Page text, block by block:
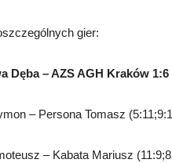
gier:
Dęba – AZS AGH Kraków 1:6
– Persona Tomasz
– Kabata Mariusz